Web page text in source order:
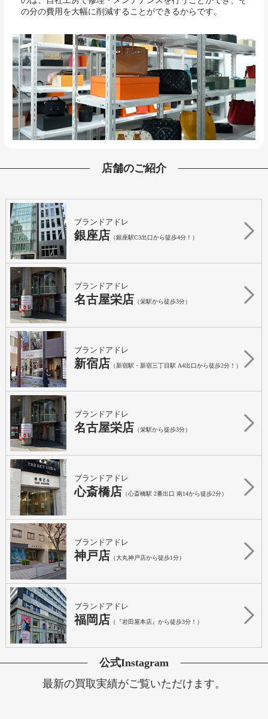
の分の費用を大幅に削減することができるからです。
店舗のご紹介
ブランドアドレ
銀座店 （銀座駅C3出口から徒歩4分！）
ブランドアドレ
名古屋栄店 （栄駅から徒歩3分）
ブランドアドレ
新宿店 （新宿駅・新宿三丁目駅 A4出口から徒歩2分！）
ブランドアドレ
名古屋栄店 （栄駅から徒歩3分）
ブランドアドレ
心斎橋店 （心斎橋駅 2番出口 南14から徒歩2分）
ブランドアドレ
神戸店 （大丸神戸店から徒歩1分）
ブランドアドレ
福岡店 （『岩田屋本店』から徒歩3分！）
公式Instagram
最新の買取実績がご覧いただけます。